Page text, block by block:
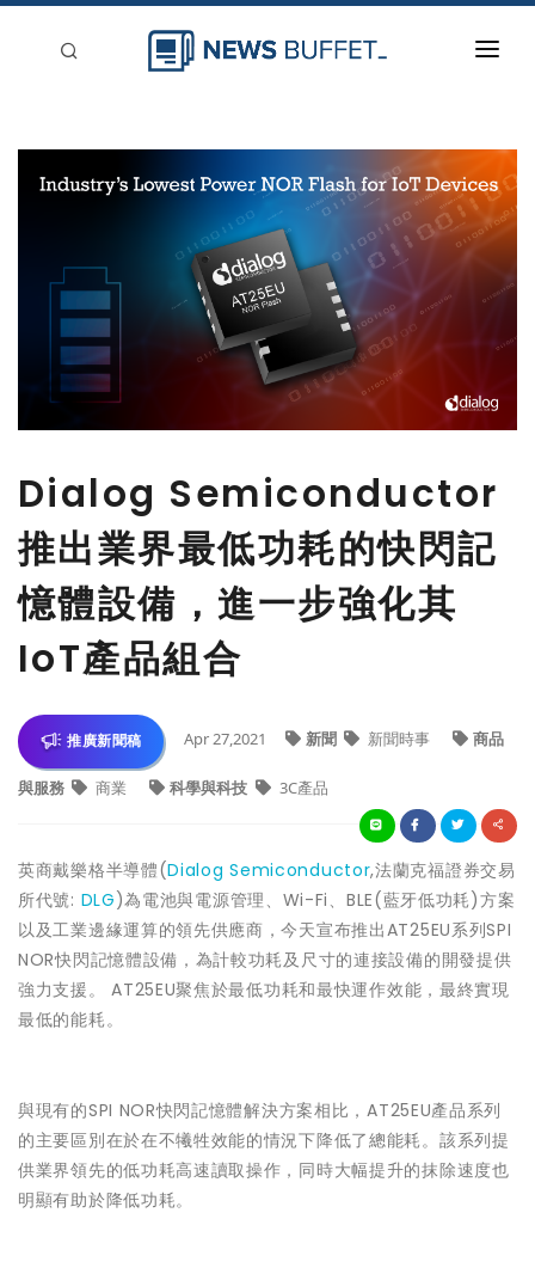
Dialog Semiconductor
推出業界最低功耗的快閃記
憶體設備，進一步強化其
IoT產品組合
推廣新聞稿 Apr 27,2021 新聞 新聞時事 商品
與服務 商業 科學與科技 3C產品
英商戴樂格半導體(DialogSemiconductor,法蘭克福證券交易
所代號: DLG)為電池與電源管理、Wi-Fi、BLE(藍牙低功耗)方案
以及工業邊緣運算的領先供應商，今天宣布推出AT25EU系列SPI
NOR快閃記憶體設備，為計較功耗及尺寸的連接設備的開發提供
強力支援。 AT25EU聚焦於最低功耗和最快運作效能，最終實現
最低的能耗。
與現有的SPI NOR快閃記憶體解決方案相比，AT25EU產品系列
的主要區別在於在不犧牲效能的情況下降低了總能耗。該系列提
供業界領先的低功耗高速讀取操作，同時大幅提升的抹除速度也
明顯有助於降低功耗。